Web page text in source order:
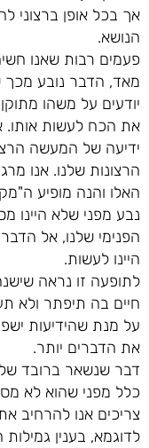
אך בכל אופן ברצוני
הנושא.
פעמים רבות שאנו
מאד, הדבר נובע מכך
יודעים על משהו
את הכח לעשות אותו.
ידיעה של המעשה
הרצונות שלנו. אנו
האלו והנה מופיע
נבע מפני שלא היינו
הפנימי שלנו, אל
היינו לעשות.
לתופעה זו נראה
חיים בה תיפתר ולא
על מנת שהידיעות
את הדברים יותר.
דבר שנשאר ברובד
כלל מפני שהוא לא
צריכים אנו להרחיב
לדוגמא, בענין